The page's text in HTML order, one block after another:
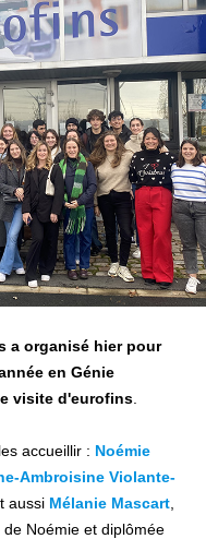
a organisé hier pour
en Génie
visite d'eurofins.
accueillir : Noémie
Ambroisine Violante-
aussi Mélanie Mascart,
de Noémie et diplômée